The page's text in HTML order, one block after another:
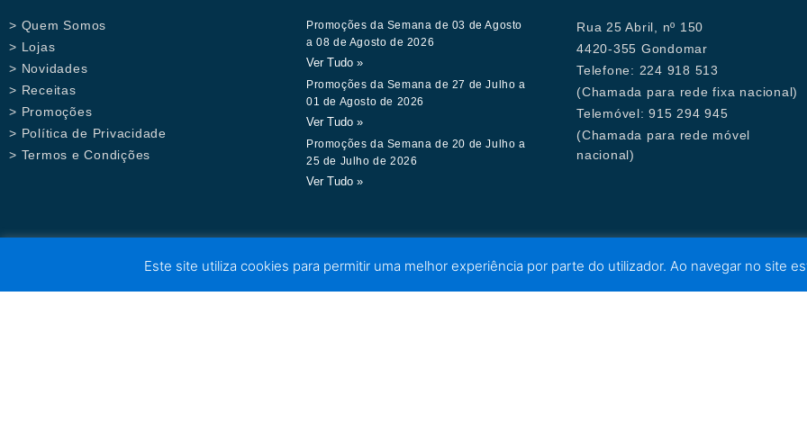
> Quem Somos
> Lojas
> Novidades
> Receitas
> Promoções
> Política de Privacidade
> Termos e Condições
Promoções da Semana de 03 de Agosto
a 08 de Agosto de 2026
Ver Tudo »
Promoções da Semana de 27 de Julho a
01 de Agosto de 2026
Ver Tudo »
Promoções da Semana de 20 de Julho a
25 de Julho de 2026
Ver Tudo »
Rua 25 Abril, nº 150
4420-355 Gondomar
Telefone: 224 918 513
(Chamada para rede fixa nacional)
Telemóvel: 915 294 945
(Chamada para rede móvel
nacional)
Este site utiliza cookies para permitir uma melhor experiência por parte do utilizador. Ao navegar no site